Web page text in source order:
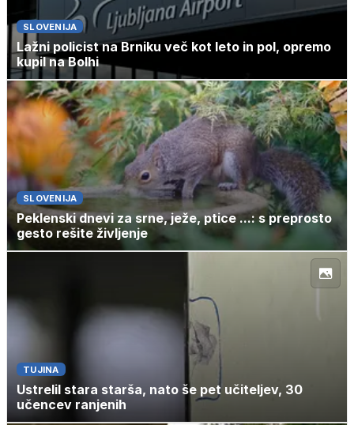
SLOVENIJA
Lažni policist na Brniku več kot leto in pol, opremo
kupil na Bolhi
SLOVENIJA
Peklenski dnevi za srne, ježe, ptice ...: s preprosto
gesto rešite življenje
TUJINA
Ustrelil stara starša, nato še pet učiteljev, 30
učencev ranjenih